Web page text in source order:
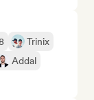
Trinix
Addal